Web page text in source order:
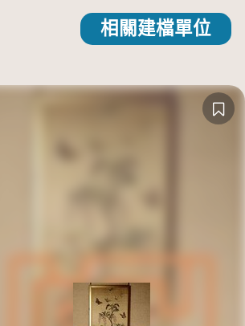
相關建檔單位